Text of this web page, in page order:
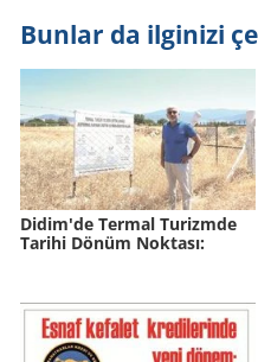
Bunlar da ilginizi
Didim'de Ter­mal Tu­rizm­de
Ta­ri­hi Dönüm Nok­ta­sı: